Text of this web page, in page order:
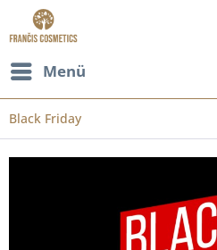
Menü
Black Friday